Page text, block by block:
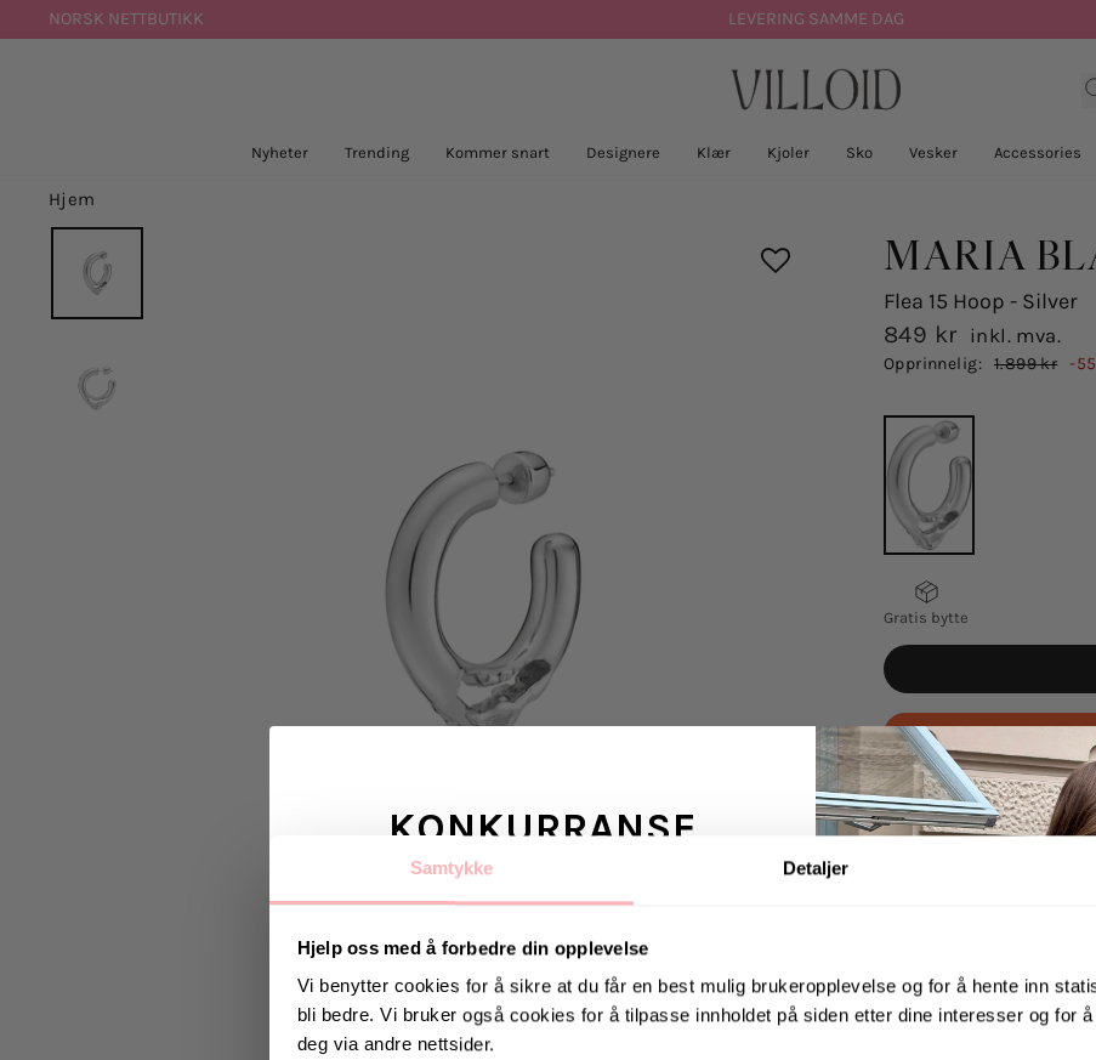
Samtykke Detaljer
Hjelp oss med å forbedre din opplevelse
Vi benytter cookies for å sikre at du får en best mulig brukeropplevelse og for å hente inn
bli bedre. Vi bruker også cookies for å tilpasse innholdet på siden etter dine interesser og for
deg via andre nettsider.
til
NORSK NETTBUTIKK LEVERING SAMME DAG
Nyheter Trending Kommer snart Designere Klær Kjoler Sko Vesker Accessories
Hjem
MARIA
Flea 15 Hoop - Silver
849 kr inkl. mva.
Opprinnelig: 1.899 kr
Salgspris -
Gratis bytte
One
Size
One
Size
Flea 15 Hoop fra Maria
oppløst tilstand.
ufullkommenheten,
KONKURRANSE
Vinn valgfrie jeans fra Jeanerica
til deg og en venn <3
Vinneren annonseres 9. august via Instagram